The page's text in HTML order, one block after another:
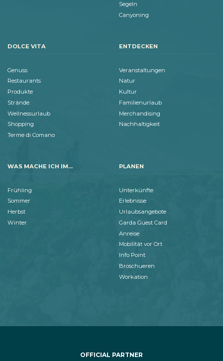
Segeln
Canyoning
DOLCE VITA
Genuss
Restaurants
Produkte
Strände
Wellnessurlaub
Shopping
Terme di Comano
ENTDECKEN
Veranstaltungen
Natur
Kultur
Familienurlaub
Merchandising
Nachhaltigkeit
WAS MACHE ICH IM...
Frühling
Sommer
Herbst
Winter
PLANEN
Unterkünfte
Erlebnisse
Urlaubsangebote
Garda Guest Card
Anreise
Mobilität vor Ort
Info Point
Broschueren
Workation
OFFICIAL PARTNER